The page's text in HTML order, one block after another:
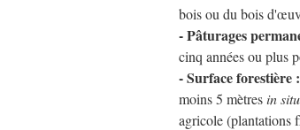
bois ou du bois
- Pâturages
cinq années ou plus
- Surface forestière :
moins 5 mètresin situ
agricole (plantations